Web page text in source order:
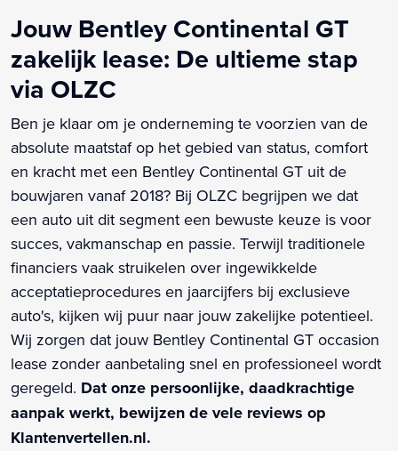
Jouw Bentley Continental GT
zakelijk lease: De ultieme stap
via OLZC
Ben je klaar om je onderneming te voorzien van de
absolute maatstaf op het gebied van status, comfort
en kracht met een Bentley Continental GT uit de
bouwjaren vanaf 2018? Bij OLZC begrijpen we dat
een auto uit dit segment een bewuste keuze is voor
succes, vakmanschap en passie. Terwijl traditionele
financiers vaak struikelen over ingewikkelde
acceptatieprocedures en jaarcijfers bij exclusieve
auto's, kijken wij puur naar jouw zakelijke potentieel.
Wij zorgen dat jouw Bentley Continental GT occasion
lease zonder aanbetaling snel en professioneel wordt
geregeld. Dat onze persoonlijke, daadkrachtige
aanpak werkt, bewijzen de vele reviews op
Klantenvertellen.nl.